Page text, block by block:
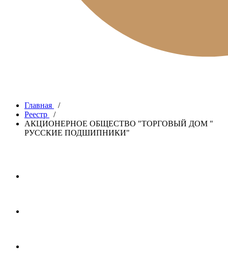
Главная
/
Реестр
/
АКЦИОНЕРНОЕ ОБЩЕСТВО "ТОРГОВЫЙ ДОМ "
РУССКИЕ ПОДШИПНИКИ"